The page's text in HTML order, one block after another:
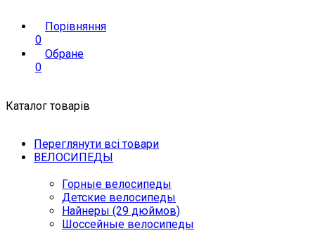
Порівняння
0
Обране
0
Каталог товарів
Переглянути всі товари
ВЕЛОСИПЕДЫ
Горные велосипеды
Детские велосипеды
Найнеры (29 дюймов)
Шоссейные велосипеды